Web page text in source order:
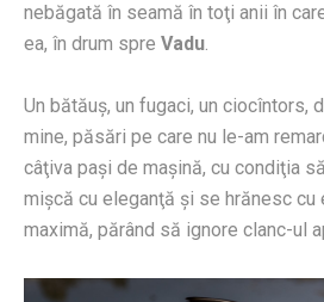
nebăgată în seamă în toţi anii în
ea, în drum spre Vadu.
Un bătăuş, un fugaci, un ciocîntors,
mine, păsări pe care nu le-am
câţiva paşi de maşină, cu condiţia
mişcă cu eleganţă şi se hrănesc cu
maximă, părând să ignore clanc-ul